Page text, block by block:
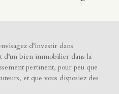
d’investir dans
d’un bien immobilier dans la
pertinent, pour peu que
et que vous disposiez des